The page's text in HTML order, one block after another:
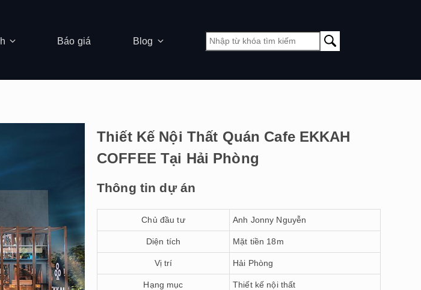
Báo giá Blog
Thiết Kế Nội Thất Quán Cafe EKKAH
COFFEE Tại Hải Phòng
Thông tin dự án
Chủ đầu tư Anh Jonny Nguyễn
Diện tích Mặt tiền 18m
Vị trí Hải Phòng
Hạng mục Thiết kế nội thất